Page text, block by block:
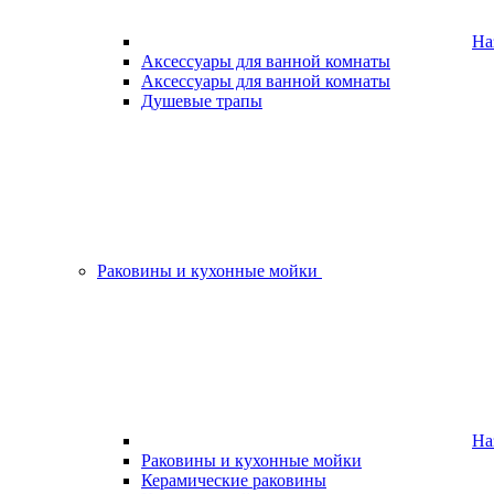
Аксессуары для ванной комнаты
Аксессуары для ванной комнаты
Душевые трапы
Раковины и кухонные мойки
Раковины и кухонные мойки
Керамические раковины